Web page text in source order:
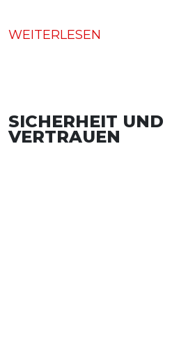
WEITERLESEN
SICHERHEIT UND
VERTRAUEN